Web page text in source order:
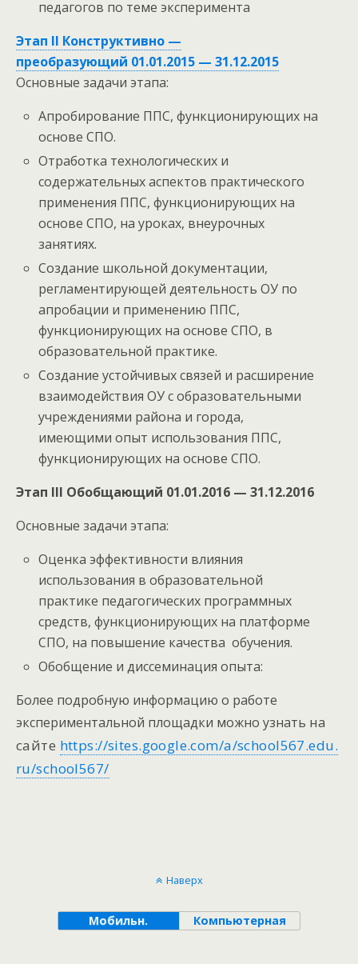
педагогов по теме эксперимента
Этап II Конструктивно —
преобразующий 01.01.2015 — 31.12.2015
Основные задачи этапа:
Апробирование ППС, функционирующих на
основе СПО.
Отработка технологических и
содержательных аспектов практического
применения ППС, функционирующих на
основе СПО, на уроках, внеурочных
занятиях.
Создание школьной документации,
регламентирующей деятельность ОУ по
апробации и применению ППС,
функционирующих на основе СПО, в
образовательной практике.
Создание устойчивых связей и расширение
взаимодействия ОУ с образовательными
учреждениями района и города,
имеющими опыт использования ППС,
функционирующих на основе СПО.
Этап III Обобщающий 01.01.2016 — 31.12.2016
Основные задачи этапа:
Оценка эффективности влияния
использования в образовательной
практике педагогических программных
средств, функционирующих на платформе
СПО, на повышение качества обучения.
Обобщение и диссеминация опыта:
Более подробную информацию о работе
экспериментальной площадки можно узнать на
сайте https://sites.google.com/a/school567.edu.
ru/school567/
Наверх
Мобильн. Компьютерная